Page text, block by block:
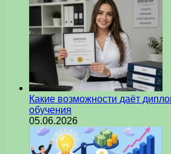
Какие возможности даёт
обучения
05.06.2026